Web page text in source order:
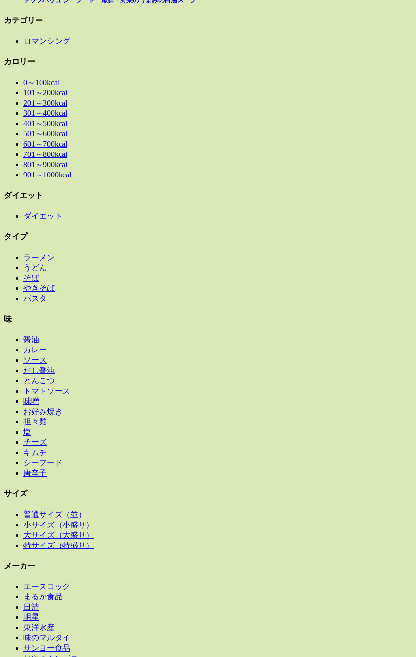
カテゴリー
ロマンシング
カロリー
0～100kcal
101～200kcal
201～300kcal
301～400kcal
401～500kcal
501～600kcal
601～700kcal
701～800kcal
801～900kcal
901～1000kcal
ダイエット
ダイエット
タイプ
ラーメン
うどん
そば
やきそば
パスタ
味
醤油
カレー
ソース
だし醤油
とんこつ
トマトソース
味噌
お好み焼き
担々麺
塩
チーズ
キムチ
シーフード
唐辛子
サイズ
普通サイズ（並）
小サイズ（小盛り）
大サイズ（大盛り）
特サイズ（特盛り）
メーカー
エースコック
まるか食品
日清
明星
東洋水産
味のマルタイ
サンヨー食品